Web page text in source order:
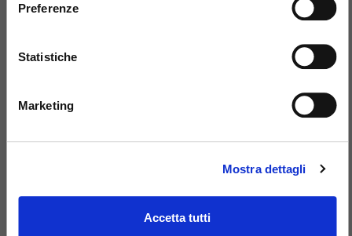
Preferenze
Statistiche
Marketing
Mostra dettagli
Accetta tutti
BIRTH@BIRTH.IT
SS APPIA KM 192.500 – 81052